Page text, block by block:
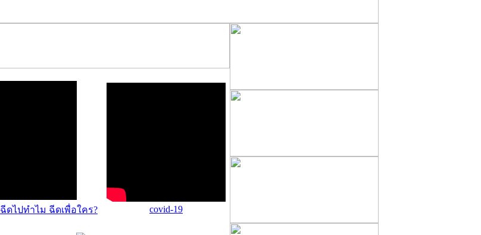
ดไปทำไม ฉีดเพื่อใคร? covid-19